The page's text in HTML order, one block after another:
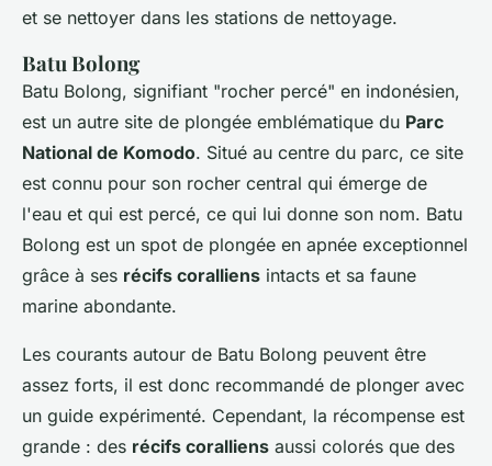
et se nettoyer dans les stations de nettoyage.
Batu Bolong
Batu Bolong, signifiant "rocher percé" en indonésien,
est un autre site de plongée emblématique du Parc
National de Komodo. Situé au centre du parc, ce site
est connu pour son rocher central qui émerge de
l'eau et qui est percé, ce qui lui donne son nom. Batu
Bolong est un spot de plongée en apnée exceptionnel
grâce à ses récifs coralliens intacts et sa faune
marine abondante.
Les courants autour de Batu Bolong peuvent être
assez forts, il est donc recommandé de plonger avec
un guide expérimenté. Cependant, la récompense est
grande : des récifs coralliens aussi colorés que des